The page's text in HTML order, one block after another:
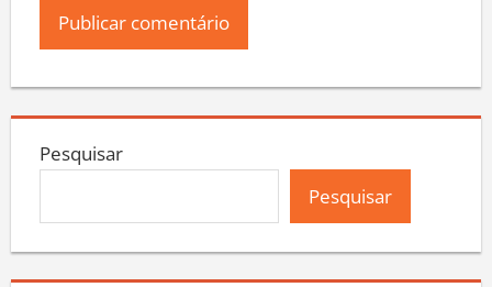
Pesquisar
Pesquisar